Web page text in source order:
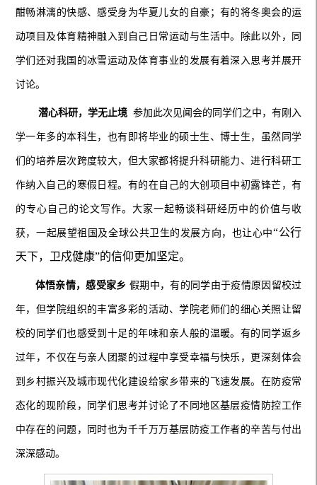
酣畅淋漓的快感、感受身为华夏儿女的自豪；有的将冬奥会的运
动项目及体育精神融入到自己日常运动与生活中。除此以外，同
学们还对我国的冰雪运动及体育事业的发展有着深入思考并展开
讨论。
潜心科研，学无止境 参加此次见闻会的同学们之中，有刚入
学一年多的本科生，也有即将毕业的硕士生、博士生，虽然同学
们的培养层次跨度较大，但大家都将提升科研能力、进行科研工
作纳入自己的寒假日程。有的在自己的大创项目中初露锋芒，有
的专心自己的论文写作。大家一起畅谈科研经历中的价值与收
获，一起展望祖国及全球公共卫生的发展方向，也让心中“公行
天下，卫戍健康”的信仰更加坚定。
体悟亲情，感受家乡 假期中，有的同学由于疫情原因留校过
年，但学院组织的丰富多彩的活动、学院老师们的细心关照让留
校的同学们也感受到十足的年味和亲人般的温暖。有的同学返乡
过年，不仅在与亲人团聚的过程中享受幸福与快乐，更深刻体会
到乡村振兴及城市现代化建设给家乡带来的飞速发展。在防疫常
态化的现阶段，同学们思考并讨论了不同地区基层疫情防控工作
中存在的问题，同时也为千千万万基层防疫工作者的辛苦与付出
深深感动。